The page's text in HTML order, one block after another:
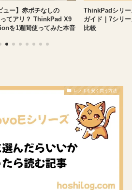
ュー】赤ポチなしの
てアリ？ ThinkPad X9
を1週間使ってみた本音
ThinkPadシリ
ガイド｜7シリ
比較
レノボを安く買う方法